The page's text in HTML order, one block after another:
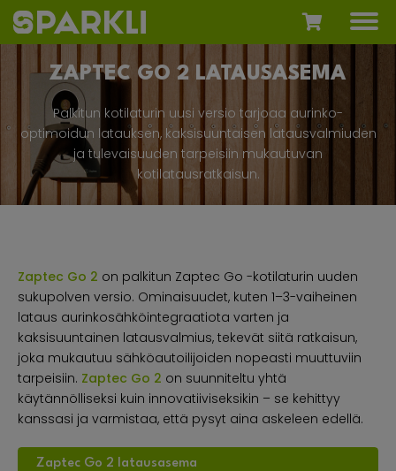
ZAPTEC GO 2 LATAUSASEMA
Palkitun kotilaturin uusi versio tarjoaa aurinko-
optimoidun latauksen, kaksisuuntaisen latausvalmiuden
ja tulevaisuuden tarpeisiin mukautuvan
kotilatausratkaisun.
Zaptec Go 2 on palkitun Zaptec Go -kotilaturin uuden
sukupolven versio. Ominaisuudet, kuten 1–3-vaiheinen
lataus aurinkosähköintegraatiota varten ja
kaksisuuntainen latausvalmius, tekevät siitä ratkaisun,
joka mukautuu sähköautoilijoiden nopeasti muuttuviin
tarpeisiin. Zaptec Go 2 on suunniteltu yhtä
käytännölliseksi kuin innovatiiviseksikin – se kehittyy
kanssasi ja varmistaa, että pysyt aina askeleen edellä.
Zaptec Go 2 latausasema